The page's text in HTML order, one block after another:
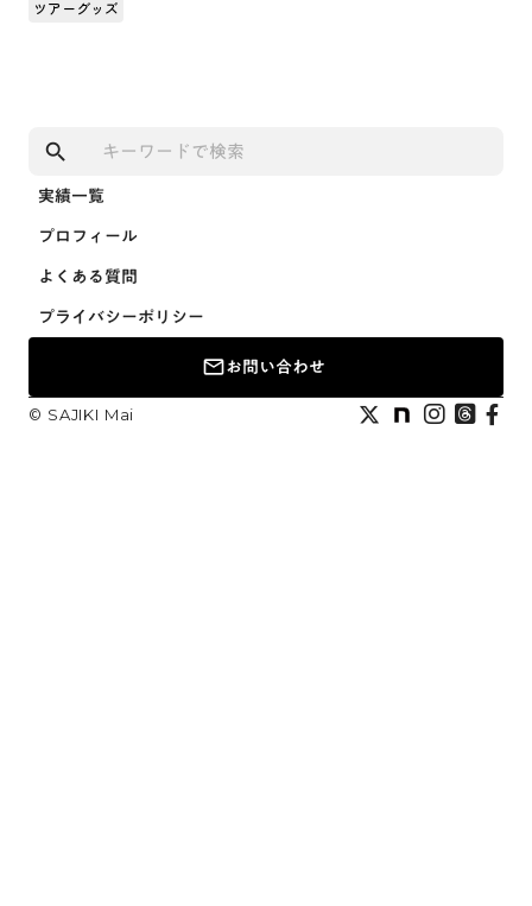
ツアーグッズ
search
実績一覧
プロフィール
よくある質問
プライバシーポリシー
プライバシーポリシー
mail_outlineお問い合わせ
お問い合わせ
©︎ SAJIKI Mai